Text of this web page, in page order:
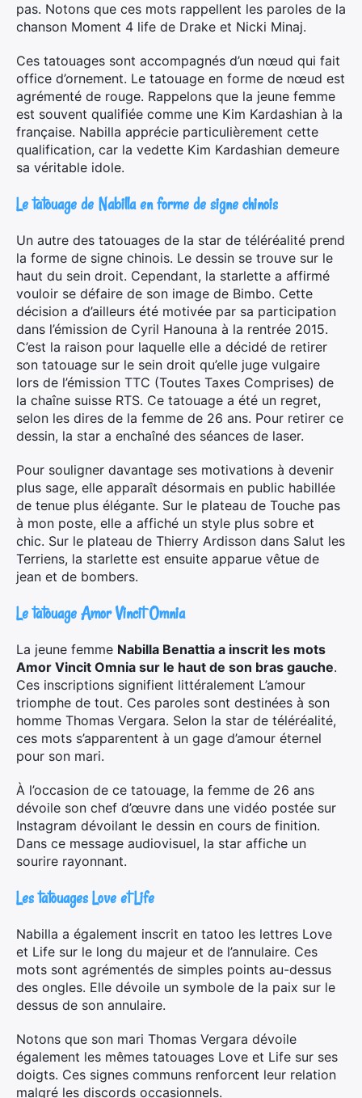
pas. Notons que ces mots rappellent les paroles de la
chanson Moment 4 life de Drake et Nicki Minaj.
Ces tatouages sont accompagnés d’un nœud qui fait
office d’ornement. Le tatouage en forme de nœud est
agrémenté de rouge. Rappelons que la jeune femme
est souvent qualifiée comme une Kim Kardashian à la
française. Nabilla apprécie particulièrement cette
qualification, car la vedette Kim Kardashian demeure
sa véritable idole.
Le tatouage de Nabilla en forme de signe chinois
Un autre des tatouages de la star de téléréalité prend
la forme de signe chinois. Le dessin se trouve sur le
haut du sein droit. Cependant, la starlette a affirmé
vouloir se défaire de son image de Bimbo. Cette
décision a d’ailleurs été motivée par sa participation
dans l’émission de Cyril Hanouna à la rentrée 2015.
C’est la raison pour laquelle elle a décidé de retirer
son tatouage sur le sein droit qu’elle juge vulgaire
lors de l’émission TTC (Toutes Taxes Comprises) de
la chaîne suisse RTS. Ce tatouage a été un regret,
selon les dires de la femme de 26 ans. Pour retirer ce
dessin, la star a enchaîné des séances de laser.
Pour souligner davantage ses motivations à devenir
plus sage, elle apparaît désormais en public habillée
de tenue plus élégante. Sur le plateau de Touche pas
à mon poste, elle a affiché un style plus sobre et
chic. Sur le plateau de Thierry Ardisson dans Salut les
Terriens, la starlette est ensuite apparue vêtue de
jean et de bombers.
Le tatouage Amor Vincit Omnia
La jeune femme Nabilla Benattia a inscrit les mots
Amor Vincit Omnia sur le haut de son bras gauche.
Ces inscriptions signifient littéralement L’amour
triomphe de tout. Ces paroles sont destinées à son
homme Thomas Vergara. Selon la star de téléréalité,
ces mots s’apparentent à un gage d’amour éternel
pour son mari.
À l’occasion de ce tatouage, la femme de 26 ans
dévoile son chef d’œuvre dans une vidéo postée sur
Instagram dévoilant le dessin en cours de finition.
Dans ce message audiovisuel, la star affiche un
sourire rayonnant.
Les tatouages Love et Life
Nabilla a également inscrit en tatoo les lettres Love
et Life sur le long du majeur et de l’annulaire. Ces
mots sont agrémentés de simples points au-dessus
des ongles. Elle dévoile un symbole de la paix sur le
dessus de son annulaire.
Notons que son mari Thomas Vergara dévoile
également les mêmes tatouages Love et Life sur ses
doigts. Ces signes communs renforcent leur relation
malgré les discords occasionnels.